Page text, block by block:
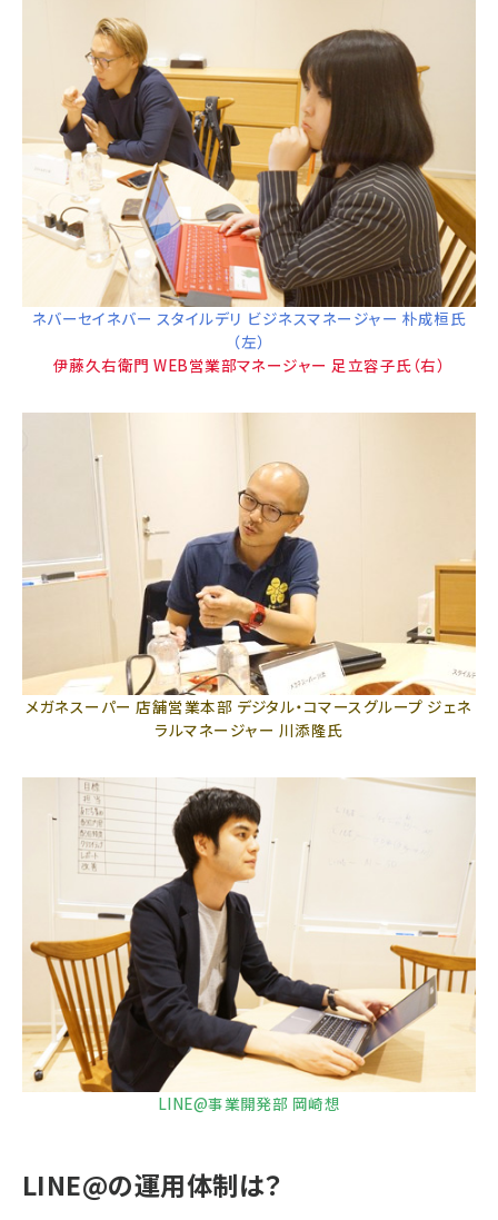
ネバーセイネバー スタイルデリ ビジネスマネージャー 朴成桓氏
（左）
伊藤久右衛門 WEB営業部マネージャー 足立容子氏（右）
メガネスーパー 店舗営業本部 デジタル・コマースグループ ジェネ
ラルマネージャー 川添隆氏
LINE@事業開発部 岡崎想
LINE@の運用体制は？